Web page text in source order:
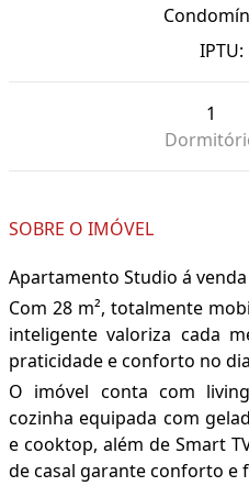
IPTU:
1
SOBRE O IMÓVEL
Apartamento Studio á
Com 28 m², totalmente
inteligente valoriza cada
praticidade e conforto no
O imóvel conta com
cozinha equipada com
e cooktop, além de Smart
de casal garante conforto e